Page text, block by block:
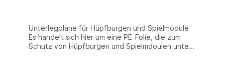
Unterlegplane für Hüpfburgen und Spielmodule
Es handelt sich hier um eine PE-Folie, die zum
Schutz von Hüpfburgen und Spielmdoulen unter